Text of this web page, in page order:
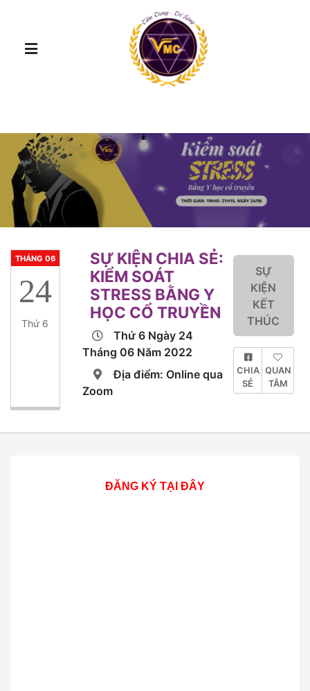
THÁNG 06
24
Thứ 6
SỰ KIỆN CHIA SẺ:
KIỂM SOÁT
STRESS BẰNG Y
HỌC CỔ TRUYỀN
Thứ 6 Ngày 24
Tháng 06 Năm 2022
Địa điểm: Online qua
Zoom
SỰ
KIỆN
KẾT
THÚC
CHIA
SẺ
QUAN
TÂM
ĐĂNG KÝ TẠI ĐÂY